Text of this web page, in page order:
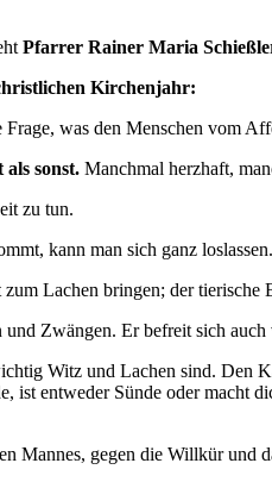
Pfarrer Rainer Maria
Kirchenjahr:
was den Menschen vom
sonst. Manchmal herzhaft,
zu tun.
kann man sich ganz loslassen.
Lachen bringen; der
Zwängen. Er befreit sich
Witz und Lachen sind. Den
ist entweder Sünde oder macht
Mannes, gegen die Willkür und